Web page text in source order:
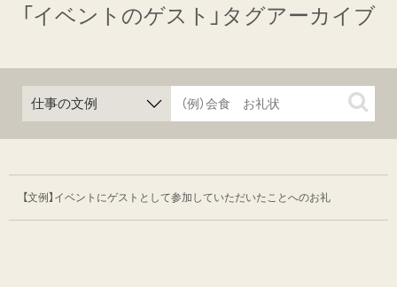
「イベントのゲスト」タグアーカイブ
【文例】イベントにゲストとして参加していただいたことへのお礼
仕事の手紙の書き方
特集
ミドリオフィシャルサイト